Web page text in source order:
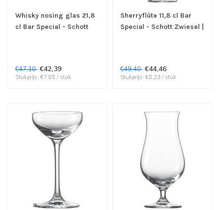
Whisky nosing glas 21,8
cl Bar Special - Schott
€47,10 €42,39
Stukprijs: €7,85 / stuk
Sherryflûte 11,8 cl Bar
Special - Schott Zwiesel |
€49,40 €44,46
Stukprijs: €8,23 / stuk